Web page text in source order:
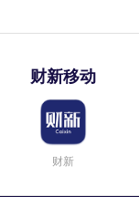
财新移动
财新